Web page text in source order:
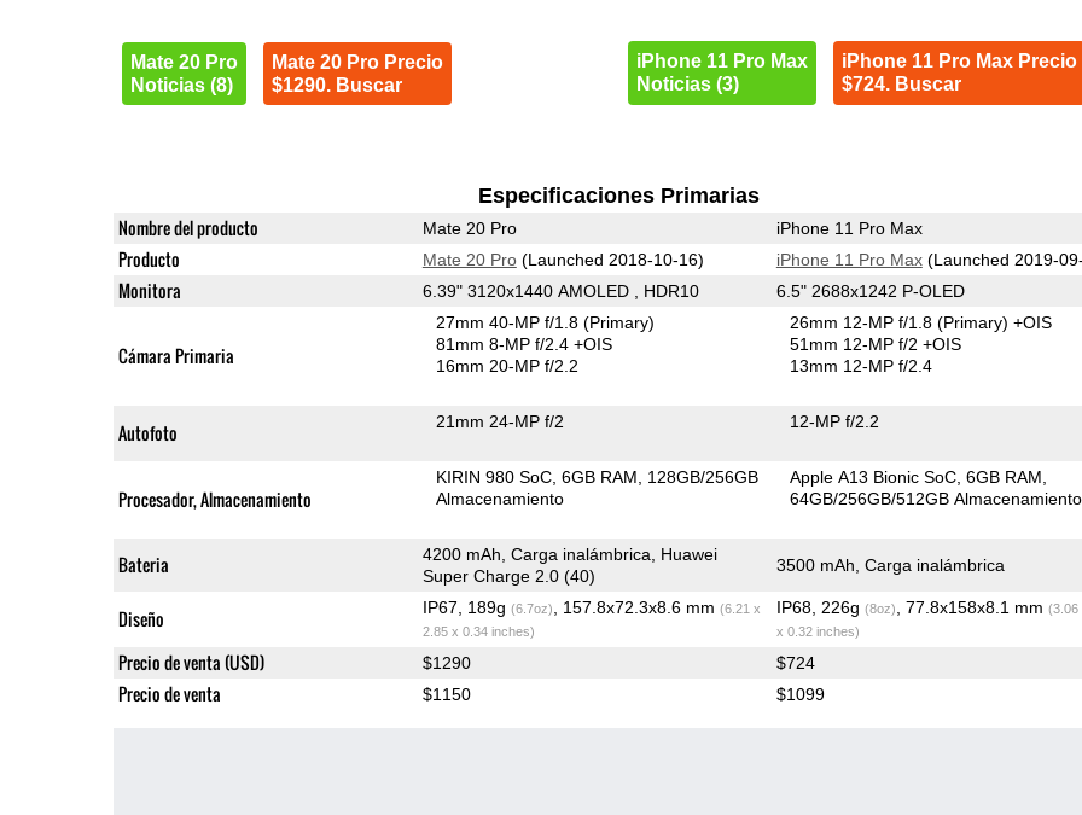
Mate 20 Pro
Noticias (8)
Mate 20 Pro Precio
$1290. Buscar
iPhone 11 Pro Max
Noticias (3)
iPhone 11 Pro Max Precio
$724. Buscar
Especificaciones Primarias
Nombre del producto Mate 20 Pro iPhone 11 Pro Max
Producto Mate 20 Pro(Launched 2018-10-16) iPhone 11 Pro Max(Launched 2019-
Monitora 6.39" 3120x1440 AMOLED , HDR10 6.5" 2688x1242 P-OLED
Cámara Primaria
27mm 40-MP f/1.8(Primary)
81mm 8-MP f/2.4 +OIS
16mm 20-MP f/2.2
26mm 12-MP f/1.8(Primary) +OIS
51mm 12-MP f/2 +OIS
13mm 12-MP f/2.4
Autofoto 21mm 24-MP f/2 12-MP f/2.2
Procesador, Almacenamiento
KIRIN 980 SoC 6GB RAM
128GB/256GB
Almacenamiento
Apple A13 Bionic SoC 6GB RAM
64GB/256GB/512GB Almacenamiento
Bateria
4200 mAh, Carga inalámbrica, Huawei
Super Charge 2.0 (40)
3500 mAh, Carga inalámbrica
Diseño IP67, 189g (6.7oz) , 157.8x72.3x8.6 mm (6.21 x
2.85 x 0.34 inches)
IP68, 226g (8oz) , 77.8x158x8.1 mm (3.06
x 0.32 inches)
Precio de venta (USD) $1290 $724
Precio de venta $1150 $1099